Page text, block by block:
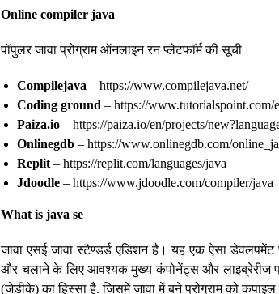
Online compiler java
पॉपुलर जावा प्रोग्राम ऑनलाइन रन प्लेटफॉर्म की सूची।
Compilejava – https://www.compilejava.net/
Coding ground – https://www.tutorialspoint.com/
Paiza.io – https://paiza.io/en/projects/
Onlinegdb – https://www.onlinegdb.com/
Replit – https://replit.com/languages/java
Jdoodle – https://www.jdoodle.com/compiler/java
What is java se
जावा एसई जावा स्टैण्डर्ड एडिशन है। यह एक ऐसा डेवलपमेंट
और चलाने के लिए आवश्यक मुख्य कंपोनेंट्स और लाइब्रेरीज
(जेडीके) का हिस्सा है. जिसमें जावा में बने प्रोग्राम को